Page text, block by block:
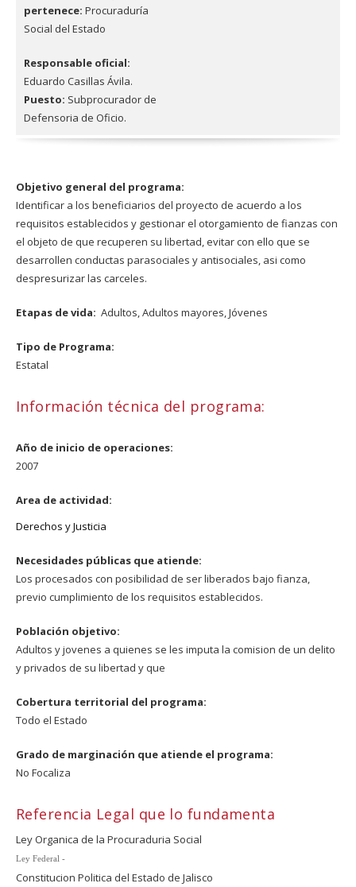
pertenece: Procuraduría
Social del Estado
Responsable oficial:
Eduardo Casillas Ávila.
Puesto: Subprocurador de
Defensoria de Oficio.
Objetivo general del programa:
Identificar a los beneficiarios del proyecto de acuerdo a los
requisitos establecidos y gestionar el otorgamiento de fianzas con
el objeto de que recuperen su libertad, evitar con ello que se
desarrollen conductas parasociales y antisociales, asi como
despresurizar las carceles.
Etapas de vida: Adultos, Adultos mayores, Jóvenes
Tipo de Programa:
Estatal
Información técnica del programa:
Año de inicio de operaciones:
2007
Area de actividad:
Derechos y Justicia
Necesidades públicas que atiende:
Los procesados con posibilidad de ser liberados bajo fianza,
previo cumplimiento de los requisitos establecidos.
Población objetivo:
Adultos y jovenes a quienes se les imputa la comision de un delito
y privados de su libertad y que
Cobertura territorial del programa:
Todo el Estado
Grado de marginación que atiende el programa:
No Focaliza
Referencia Legal que lo fundamenta
Ley Organica de la Procuraduria Social
Ley Federal -
Constitucion Politica del Estado de Jalisco